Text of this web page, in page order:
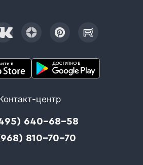
центр
640-68-58
810-70-70